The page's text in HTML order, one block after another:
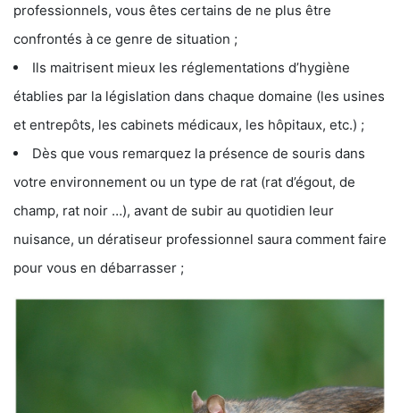
professionnels, vous êtes certains de ne plus être
confrontés à ce genre de situation ;
Ils maitrisent mieux les réglementations d’hygiène
établies par la législation dans chaque domaine (les usines
et entrepôts, les cabinets médicaux, les hôpitaux, etc.) ;
Dès que vous remarquez la présence de souris dans
votre environnement ou un type de rat (rat d’égout, de
champ, rat noir …), avant de subir au quotidien leur
nuisance, un dératiseur professionnel saura comment faire
pour vous en débarrasser ;